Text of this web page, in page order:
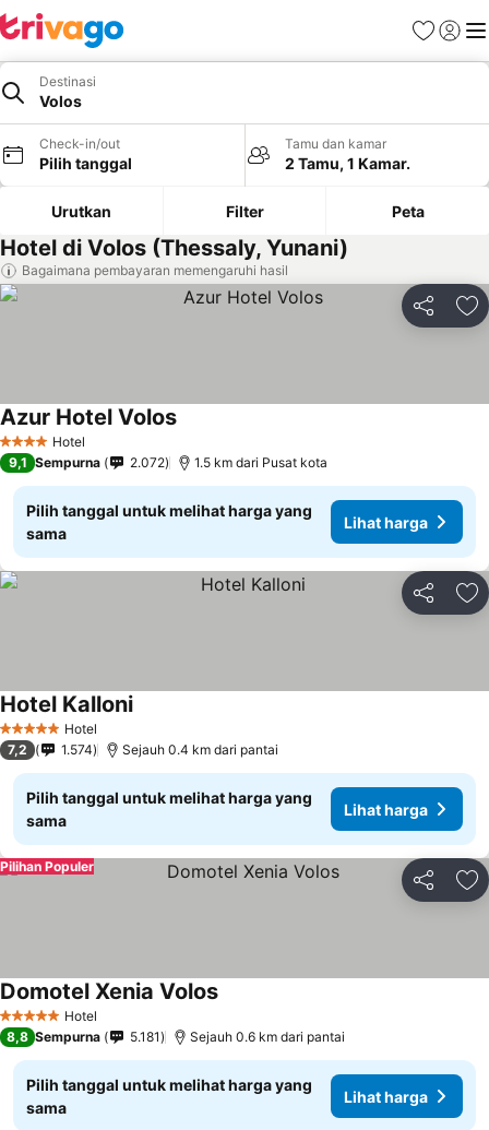
FavoritLogin
Destinasi
Volos
Check-in/out
Pilih tanggal
Tamu dan kamar
2 Tamu, 1 Kamar.
Urutkan Filter Peta
Hotel di Volos (Thessaly, Yunani)
Bagaimana pembayaran memengaruhi hasil
Bagikan
4 BintangHotel
Azur Hotel Volos
9,1 Sempurna 2.072 1.5 km dari Pusat kota
Pilih tanggal untuk melihat harga yang
sama
Lihat harga
Bagikan
5 Bintang Hotel
Hotel Kalloni
7,2 1.574 Sejauh 0.4 km dari pantai
Pilih tanggal untuk melihat harga yang
sama
Lihat harga
Bagikan
Pilihan Populer
5 Bintang Hotel
Domotel Xenia Volos
8,8 Sempurna 5.181 Sejauh 0.6 km dari pantai
Pilih tanggal untuk melihat harga yang
sama
Lihat harga